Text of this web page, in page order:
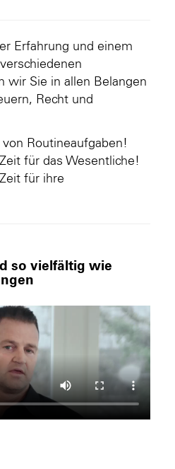
Erfahrung und einem
wir Sie in allen Belangen
Recht und
Routineaufgaben!
für das Wesentliche!
für ihre
so vielfältig wie